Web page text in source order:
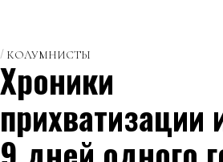
КОЛУМНИСТЫ
Хроники
прихватизации